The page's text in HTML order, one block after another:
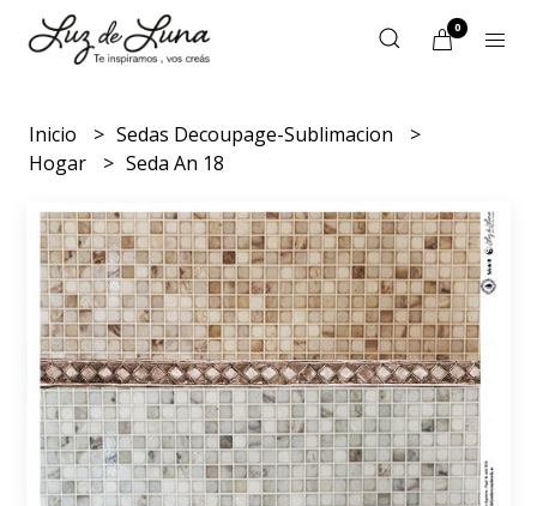
0
Inicio
Sedas Decoupage-Sublimacion
Hogar
Seda An 18